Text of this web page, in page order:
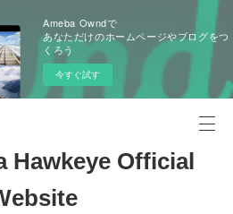
Ameba Owndで
あなただけのホームページやブログをつ
くろう
今すぐ試す
Hawkeye Official